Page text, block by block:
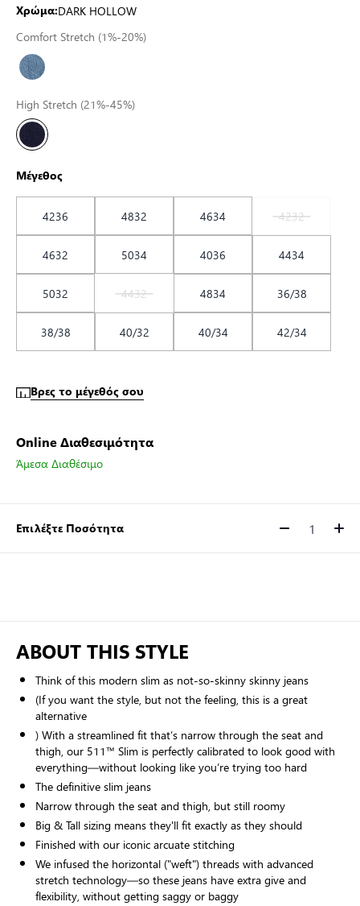
Χρώμα:DARK HOLLOW
Comfort Stretch (1%-20%)
High Stretch (21%-45%)
Μέγεθος
4236 4832 4634
4232
4632
5034 4036
4434
5032
4432 4834
36/38
38/38
40/32 40/34 42/34
Βρες το μέγεθός σου
Online Διαθεσιμότητα
Άμεσα Διαθέσιμο
Επιλέξτε Ποσότητα Ποσότητα
ABOUT THIS STYLE
Think of this modern slim as not-so-skinny skinny jeans
(If you want the style, but not the feeling, this is a great
alternative
) With a streamlined fit that’s narrow through the seat and
thigh, our 511™ Slim is perfectly calibrated to look good with
everything—without looking like you’re trying too hard
The definitive slim jeans
Narrow through the seat and thigh, but still roomy
Big & Tall sizing means they'll fit exactly as they should
Finished with our iconic arcuate stitching
We infused the horizontal ("weft") threads with advanced
stretch technology—so these jeans have extra give and
flexibility, without getting saggy or baggy